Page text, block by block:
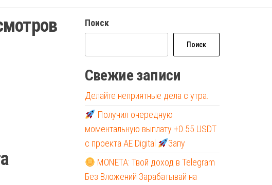
Поиск
Поиск
Свежие записи
Делайте неприятные дела с утра.
Получил очередную
моментальную выплату +0.55 USDT
с проекта AE Digital
Запу
MONETA: Твой доход в Telegram
Без Вложений Зарабатывай на